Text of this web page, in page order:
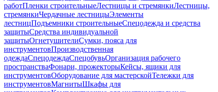
работПленки строительныеЛестницы и стремянкиЛестницы,
стремянкиЧердачные лестницыЭлементы
лестницПодъемники строительныеСпецодежда и средства
защитыСредства индивидуальной
защитыОгнетушителиСумки, пояса для
инструментовПроизводственная
одеждаСпецодеждаСпецобувьОрганизация рабочего
пространстваФонари, прожекторыКейсы, ящики для
инструментовОборудование для мастерскойТележки для
инструментовМагнитыШкафы для